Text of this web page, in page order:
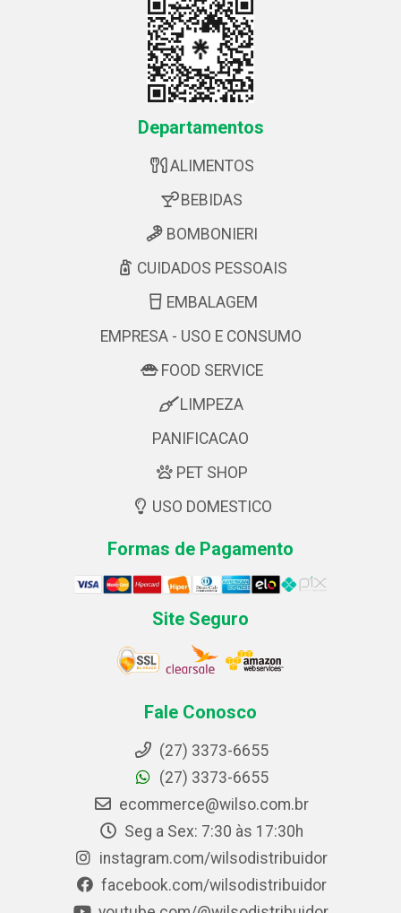
Departamentos
ALIMENTOS
BEBIDAS
BOMBONIERI
CUIDADOS PESSOAIS
EMBALAGEM
EMPRESA - USO E CONSUMO
FOOD SERVICE
LIMPEZA
PANIFICACAO
PET SHOP
USO DOMESTICO
Formas de Pagamento
Site Seguro
Fale Conosco
(27) 3373-6655
(27) 3373-6655
ecommerce@wilso.com.br
Seg a Sex: 7:30 às 17:30h
instagram.com/wilsodistribuidor
facebook.com/wilsodistribuidor